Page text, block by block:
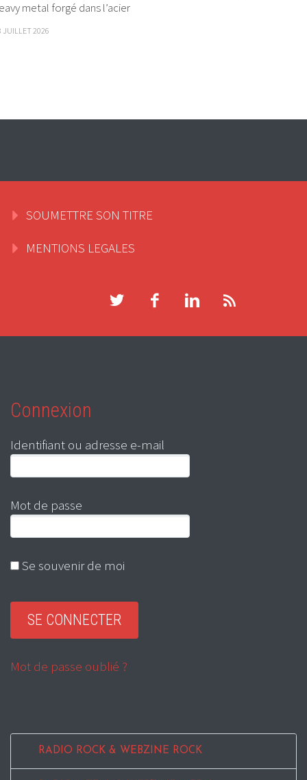
metal forgé dans l’acier
JUILLET 2026
SOUMETTRE SON TITRE
MENTIONS LEGALES
Connexion
Identifiant ou adresse e-mail
Mot de passe
Se souvenir de moi
Mot de passe oublié ?
RADIO ROCK & WEBZINE ROCK